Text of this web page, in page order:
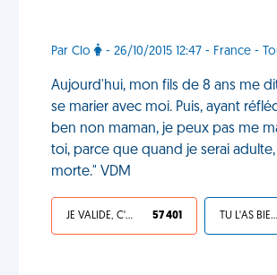
Par Clo - 26/10/2015 12:47 - France -
Aujourd'hui, mon fils de 8 ans me
se marier avec moi. Puis, ayant
ben non maman, je peux pas me
toi, parce que quand je serai adulte,
morte." VDM
JE VALIDE, C'EST UNE VDM 57 401 TU L'AS BIEN MÉRITÉ